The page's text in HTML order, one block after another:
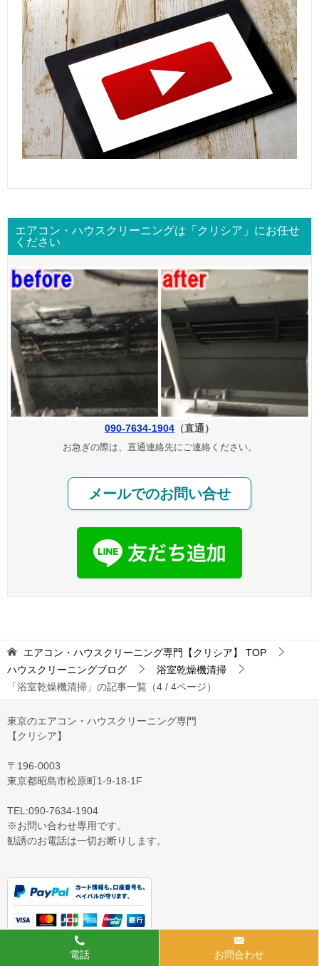
エアコン・ハウスクリーニングは「クリシア」にお任せ
ください
090-7634-1904 （直通）
お急ぎの際は、直通連絡先にご連絡ください。
メールでのお問い合せ
エアコン・ハウスクリーニング専門【クリシア】
TOP
ハウスクリーニングブログ
浴室乾燥機清掃
「浴室乾燥機清掃」の記事一覧（4 / 4ページ）
東京のエアコン・ハウスクリーニング専門
【クリシア】
〒196-0003
東京都昭島市松原町1-9‐18‐1F
TEL:090-7634-1904
※お問い合わせ専用です。
勧誘のお電話は一切お断りします。
電話 お問合わせ